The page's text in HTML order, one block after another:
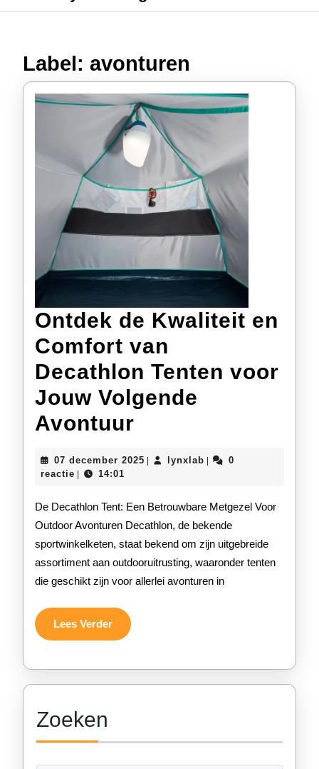
Label: avonturen
Ontdek de Kwaliteit en
Comfort van
Decathlon Tenten voor
Jouw Volgende
Avontuur
Kwaliteit
en
Comfort
van
Decathlon
Volgende
07 december 2025 07
lynxlablynxlab
0
reactie
14:01
De Decathlon Tent: Een Betrouwbare Metgezel Voor
Outdoor Avonturen Decathlon, de bekende
sportwinkelketen, staat bekend om zijn uitgebreide
assortiment aan outdooruitrusting, waaronder tenten
die geschikt zijn voor allerlei avonturen in
Lees VerderLees
Verder
Zoeken